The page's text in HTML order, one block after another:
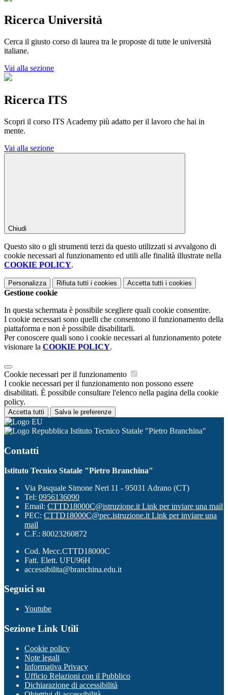
Ricerca Università
Cerca il giusto corso di laurea tra le proposte di tutte le università
italiane.
Vai alla sezione
Ricerca ITS
Scopri il corso ITS Academy più adatto per il lavoro che hai in
mente.
Vai alla sezione
Chiudi
Questo sito o gli strumenti terzi da questo utilizzati si avvalgono di
cookie necessari al funzionamento ed utili alle finalità illustrate nella
COOKIE POLICY.
Personalizza Rifiuta tutti i cookies Accetta tutti i cookies
Gestione cookie
In questa schermata è possibile scegliere quali cookie consentire.
I cookie necessari sono quelli che consentono il funzionamento della
piattaforma e non è possibile disabilitarli.
Per conoscere quali sono i cookie necessari al funzionamento potete
visionare la COOKIE POLICY.
Cookie necessari per il funzionamento
I cookie necessari per il funzionamento non possono essere
disabilitati. È possibile consultare l'elenco nella pagina della cookie
policy.
Accetta tutti Salva le preferenze
Istituto Tecnico Statale "Pietro Branchina"
Contatti
Istituto Tecnico Statale "Pietro Branchina"
Via Pasquale Simone Neri 11 - 95031 Adrano (CT)
Tel: 0956136090
Email: CTTD18000C@istruzione.it Link per inviare una mail
PEC: CTTD18000C@pec.istruzione.it Link per inviare una
mail
C.F.: 80023260872
Cod. Mecc.CTTD18000C
Fatt. Elett. UFU96H
accessibilita@branchina.edu.it
Seguici su
Youtube
Sezione Link Utili
Cookie policy
Note legali
Informativa Privacy
Ufficio Relazioni con il Pubblico
Dichiarazione di accessibilità